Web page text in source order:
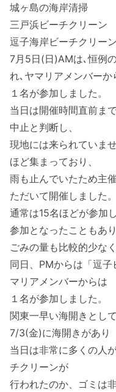
城ヶ島の海岸清掃
三戸浜ビーチクリーン
逗子海岸ビーチクリー
7月5日(日)AMは､恒例
れ､ヤマリアメンバーか
１名が参加しました。
当日は開催時間直前ま
中止と判断し、
現地には来られていま
ほど集まっており、
雨も止んでいたため主
ただいて開催しました。
通常は15名ほどが参加
参加となったこともあり
ごみの量も比較的少な
同日、PMからは「逗
マリアメンバーからは
１名が参加しました。
関東一早い海開きとし
7/3(金)に海開きがあり
当日は非常に多くの人
チクリーンが
行われたのか、ゴミは